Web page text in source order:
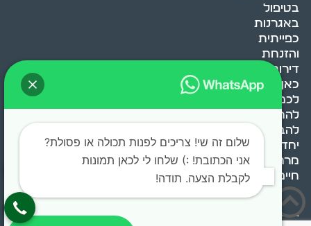
בטיפול
באגרנות
כפייתית
והזנחת
דירות, אנחנו
כאן כדי לעזור
לכם
להתמודד,
להבין ולשנות.
יחד, ניצור
מרחב
חיים בריא ומאוזן.
שלום זה שי! צריכים לפנות תכולה או פסולת?
אני הכתובת! :) שלחו לי לכאן תמונות
לקבלת הצעה. תודה!